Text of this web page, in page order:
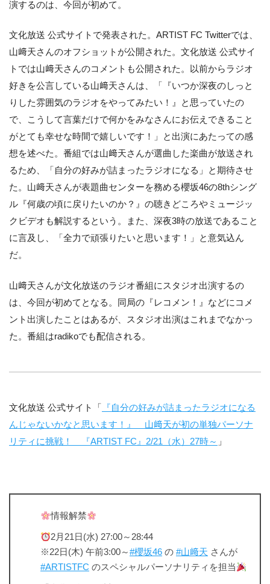
演するのは、今回が初めて。
文化放送 公式サイトで発表された。ARTIST FC Twitterでは、
山﨑天さんのオフショットが公開された。文化放送 公式サイ
トでは山﨑天さんのコメントも公開された。以前からラジオ
好きを公言している山﨑天さんは、「『いつか深夜のしっと
りした雰囲気のラジオをやってみたい！』と思っていたの
で、こうして言葉だけで何かをみなさんにお伝えできること
がとても幸せな時間で嬉しいです！」と出演にあたっての感
想を述べた。番組では山﨑天さんが選曲した楽曲が放送され
るため、「自分の好みが詰まったラジオになる」と期待させ
た。山﨑天さんが表題曲センターを務める櫻坂46の8thシング
ル『何歳の頃に戻りたいのか？』の聴きどころやミュージッ
クビデオも解説するという。また、深夜3時の放送であること
に言及し、「全力で頑張りたいと思います！」と意気込ん
だ。
山﨑天さんが文化放送のラジオ番組にスタジオ出演するの
は、今回が初めてとなる。同局の『レコメン！』などにコメ
ント出演したことはあるが、スタジオ出演はこれまでなかっ
た。番組はradikoでも配信される。
文化放送 公式サイト「
『自分の好みが詰まったラジオになる
んじゃないかなと思います！』 山﨑天が初の単独パーソナ
リティに挑戦！ 『ARTIST FC』2/21（水）27時～ 」
情報解禁
2月21日(水) 27:00～28:44
※22日(木) 午前3:00～#櫻坂46 の #山﨑天 さんが
#ARTISTFC のスペシャルパーソナリティを担当